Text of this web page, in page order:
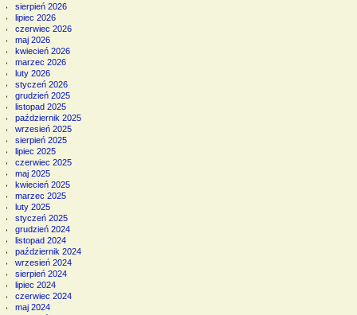
sierpień 2026
lipiec 2026
czerwiec 2026
maj 2026
kwiecień 2026
marzec 2026
luty 2026
styczeń 2026
grudzień 2025
listopad 2025
październik 2025
wrzesień 2025
sierpień 2025
lipiec 2025
czerwiec 2025
maj 2025
kwiecień 2025
marzec 2025
luty 2025
styczeń 2025
grudzień 2024
listopad 2024
październik 2024
wrzesień 2024
sierpień 2024
lipiec 2024
czerwiec 2024
maj 2024